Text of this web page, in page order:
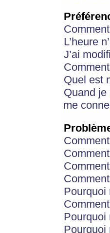
L’heure
J’ai
Quel est
Quand je
me
Pourquoi
Pourquoi
Pourquoi